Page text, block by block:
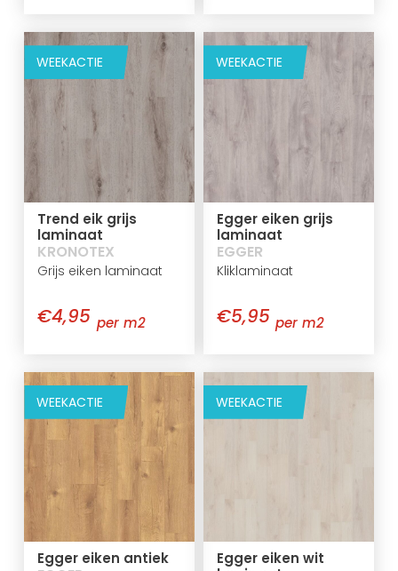
WEEKACTIE
Trend eik grijs
laminaat
KRONOTEX
Grijs eiken laminaat
€4,95 per m2
WEEKACTIE
Egger eiken grijs
laminaat
EGGER
Kliklaminaat
€5,95 per m2
WEEKACTIE
Egger eiken antiek
WEEKACTIE
Egger eiken wit